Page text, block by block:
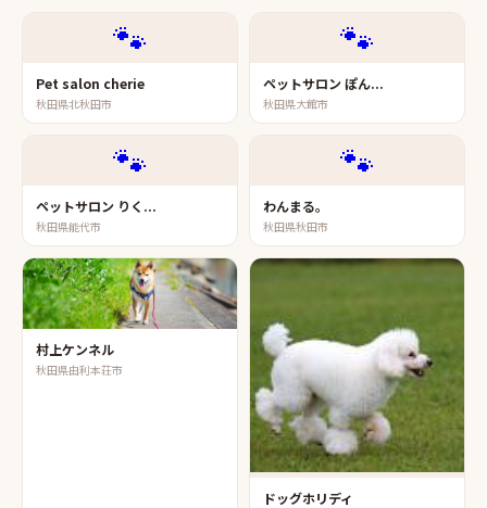
🐾
Pet salon cherie
秋田県北秋田市
🐾
ペットサロン ぽん...
秋田県大館市
🐾
ペットサロン りく...
秋田県能代市
🐾
わんまる。
秋田県秋田市
村上ケンネル
秋田県由利本荘市
ドッグホリディ